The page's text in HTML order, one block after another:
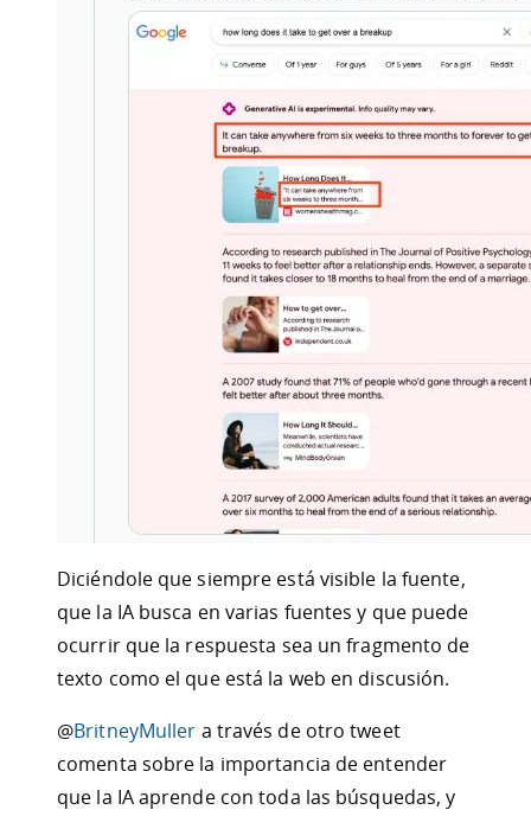
Diciéndole que siempre está visible la fuente,
que la IA busca en varias fuentes y que puede
ocurrir que la respuesta sea un fragmento de
texto como el que está la web en discusión.
@BritneyMuller a través de otro tweet
comenta sobre la importancia de entender
que la IA aprende con toda las búsquedas, y